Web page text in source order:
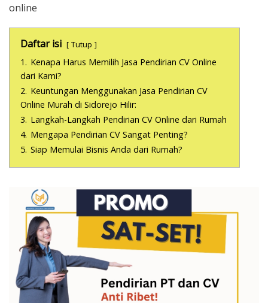
online
Daftar isi Tutup
1. Kenapa Harus Memilih Jasa Pendirian CV Online
dari Kami?
2. Keuntungan Menggunakan Jasa Pendirian CV
Online Murah di Sidorejo Hilir:
3. Langkah-Langkah Pendirian CV Online dari Rumah
4. Mengapa Pendirian CV Sangat Penting?
5. Siap Memulai Bisnis Anda dari Rumah?